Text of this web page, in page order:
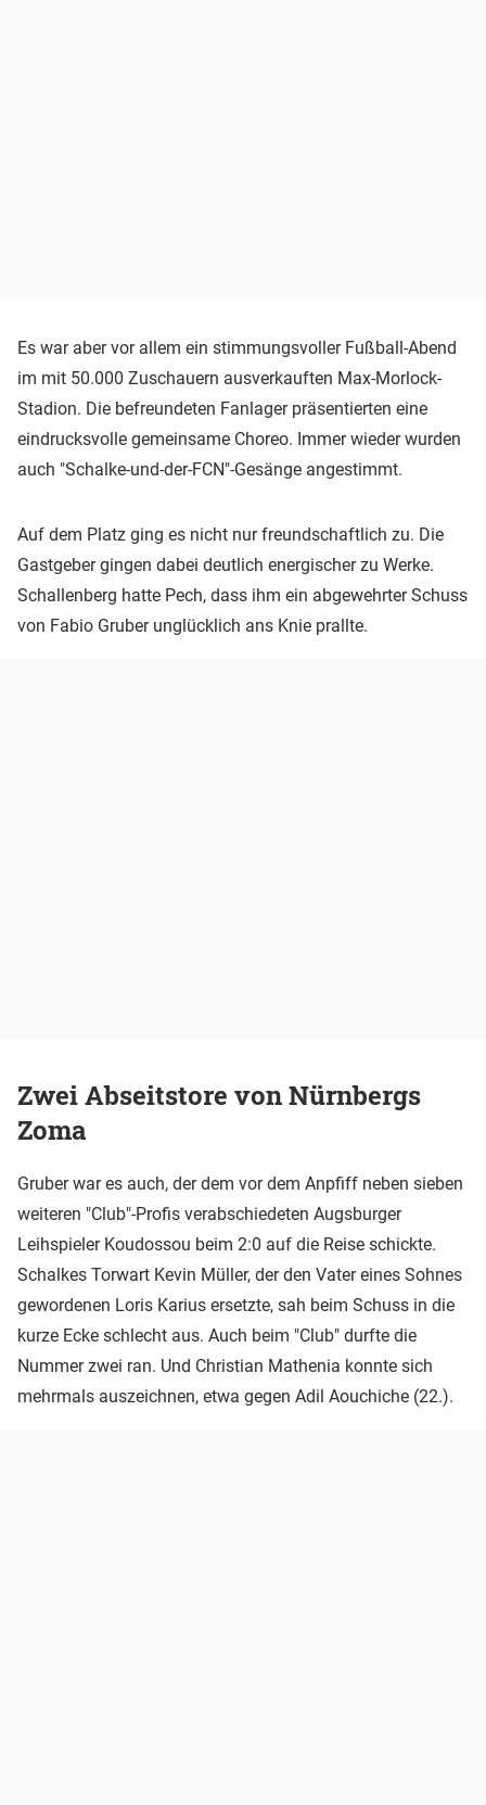
Es war aber vor allem ein stimmungsvoller Fußball-Abend
im mit 50.000 Zuschauern ausverkauften Max-Morlock-
Stadion. Die befreundeten Fanlager präsentierten eine
eindrucksvolle gemeinsame Choreo. Immer wieder wurden
auch "Schalke-und-der-FCN"-Gesänge angestimmt.
Auf dem Platz ging es nicht nur freundschaftlich zu. Die
Gastgeber gingen dabei deutlich energischer zu Werke.
Schallenberg hatte Pech, dass ihm ein abgewehrter Schuss
von Fabio Gruber unglücklich ans Knie prallte.
Zwei Abseitstore von Nürnbergs
Zoma
Gruber war es auch, der dem vor dem Anpfiff neben sieben
weiteren "Club"-Profis verabschiedeten Augsburger
Leihspieler Koudossou beim 2:0 auf die Reise schickte.
Schalkes Torwart Kevin Müller, der den Vater eines Sohnes
gewordenen Loris Karius ersetzte, sah beim Schuss in die
kurze Ecke schlecht aus. Auch beim "Club" durfte die
Nummer zwei ran. Und Christian Mathenia konnte sich
mehrmals auszeichnen, etwa gegen Adil Aouchiche (22.).